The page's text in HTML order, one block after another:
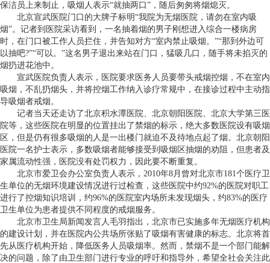
保洁员上来制止，吸烟人表示“就抽两口”，随后匆匆将烟熄灭。
北京宣武医院门口的大牌子标明“我院为无烟医院，请勿在室内吸
烟”。记者到医院采访看到，一名抽着烟的男子刚想进入综合一楼病房
时，在门口被工作人员拦住，并告知对方“室内禁止吸烟。”“那到外边可
以抽吧?”“可以。”这名男子退出来站在门口，猛吸几口，随手将未掐灭的
烟扔进花池中。
宣武医院负责人表示，医院要求医务人员要带头戒烟控烟，不在室内
吸烟，不乱扔烟头，并将控烟工作纳入诊疗常规中，在接诊过程中主动指
导吸烟者戒烟。
记者当天还走访了北京积水潭医院、北京朝阳医院、北京大学第三医
院等，这些医院在明显的位置挂出了禁烟的标示，绝大多数医院设有吸烟
区，但是仍有很多吸烟的人是一出楼门就迫不及待地点起了烟。北京朝阳
医院一名护士表示，多数吸烟者能够接受到吸烟区抽烟的劝阻，但患者及
家属流动性强，医院没有处罚权力，因此要不断重复。
北京市爱卫会办公室负责人表示，2010年8月曾对北京市181个医疗卫
生单位的无烟环境建设情况进行过检查，这些医院中约92%的医院对职工
进行了控烟知识培训，约96%的医院室内场所未发现烟头，约83%的医疗
卫生单位为患者提供不同程度的戒烟服务。
北京市卫生局新闻发言人毛羽指出，北京市已实施多年无烟医疗机构
的建设计划，并在医院内公共场所张贴了吸烟有害健康的标志。北京将首
先从医疗机构开始，降低医务人员吸烟率。然而，禁烟不是一个部门能解
决的问题，除了由卫生部门进行专业的呼吁和指导外，希望全社会关注此